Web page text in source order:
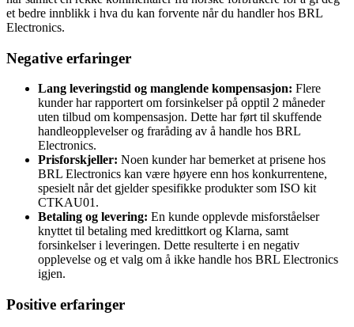
et bedre innblikk i hva du kan forvente når du handler hos BRL
Electronics.
Negative erfaringer
Lang leveringstid og manglende kompensasjon: Flere
kunder har rapportert om forsinkelser på opptil 2 måneder
uten tilbud om kompensasjon. Dette har ført til skuffende
handleopplevelser og fraråding av å handle hos BRL
Electronics.
Prisforskjeller: Noen kunder har bemerket at prisene hos
BRL Electronics kan være høyere enn hos konkurrentene,
spesielt når det gjelder spesifikke produkter som ISO kit
CTKAU01.
Betaling og levering: En kunde opplevde misforståelser
knyttet til betaling med kredittkort og Klarna, samt
forsinkelser i leveringen. Dette resulterte i en negativ
opplevelse og et valg om å ikke handle hos BRL Electronics
igjen.
Positive erfaringer